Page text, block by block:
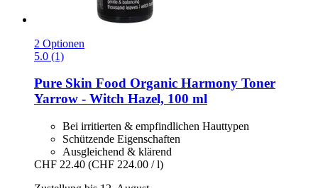
2 Optionen
5.0 (1)
Pure Skin Food Organic Harmony Toner
Yarrow -​ Witch Hazel, 100 ml
Bei irritierten & empfindlichen Hauttypen
Schützende Eigenschaften
Ausgleichend & klärend
CHF 22.40 (CHF 224.00 / l)